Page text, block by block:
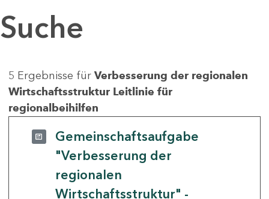
Suche
5 Ergebnisse für Verbesserung der regionalen
Wirtschaftsstruktur Leitlinie für
regionalbeihilfen
Gemeinschaftsaufgabe
"Verbesserung der
regionalen
Wirtschaftsstruktur" -